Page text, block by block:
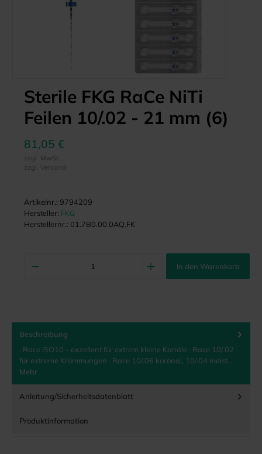
Sterile FKG RaCe NiTi
Feilen 10/.02 - 21 mm (6)
81,05 €
zzgl. MwSt.
zzgl. Versand
Artikelnr.: 9794209
Hersteller: FKG
Herstellernr.: 01.7B0.00.0AQ.FK
In den Warenkorb
Beschreibung
· Race ISO10 – exzellent für extrem kleine Kanäle · Race 10/.02
für extreme Krümmungen · Race 10/.06 koronal, 10/.04 meist…
Mehr
Anleitung/Sicherheitsdatenblatt
Produktinformation